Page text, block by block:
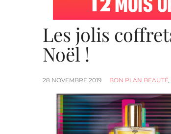
Les jolis
Noël !
28 NOVEMBRE 2019 BON PLAN BEAUTÉ,